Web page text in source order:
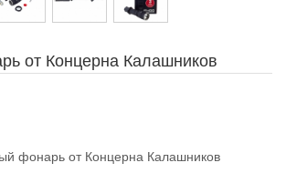
от Концерна Калашников
фонарь от Концерна Калашников